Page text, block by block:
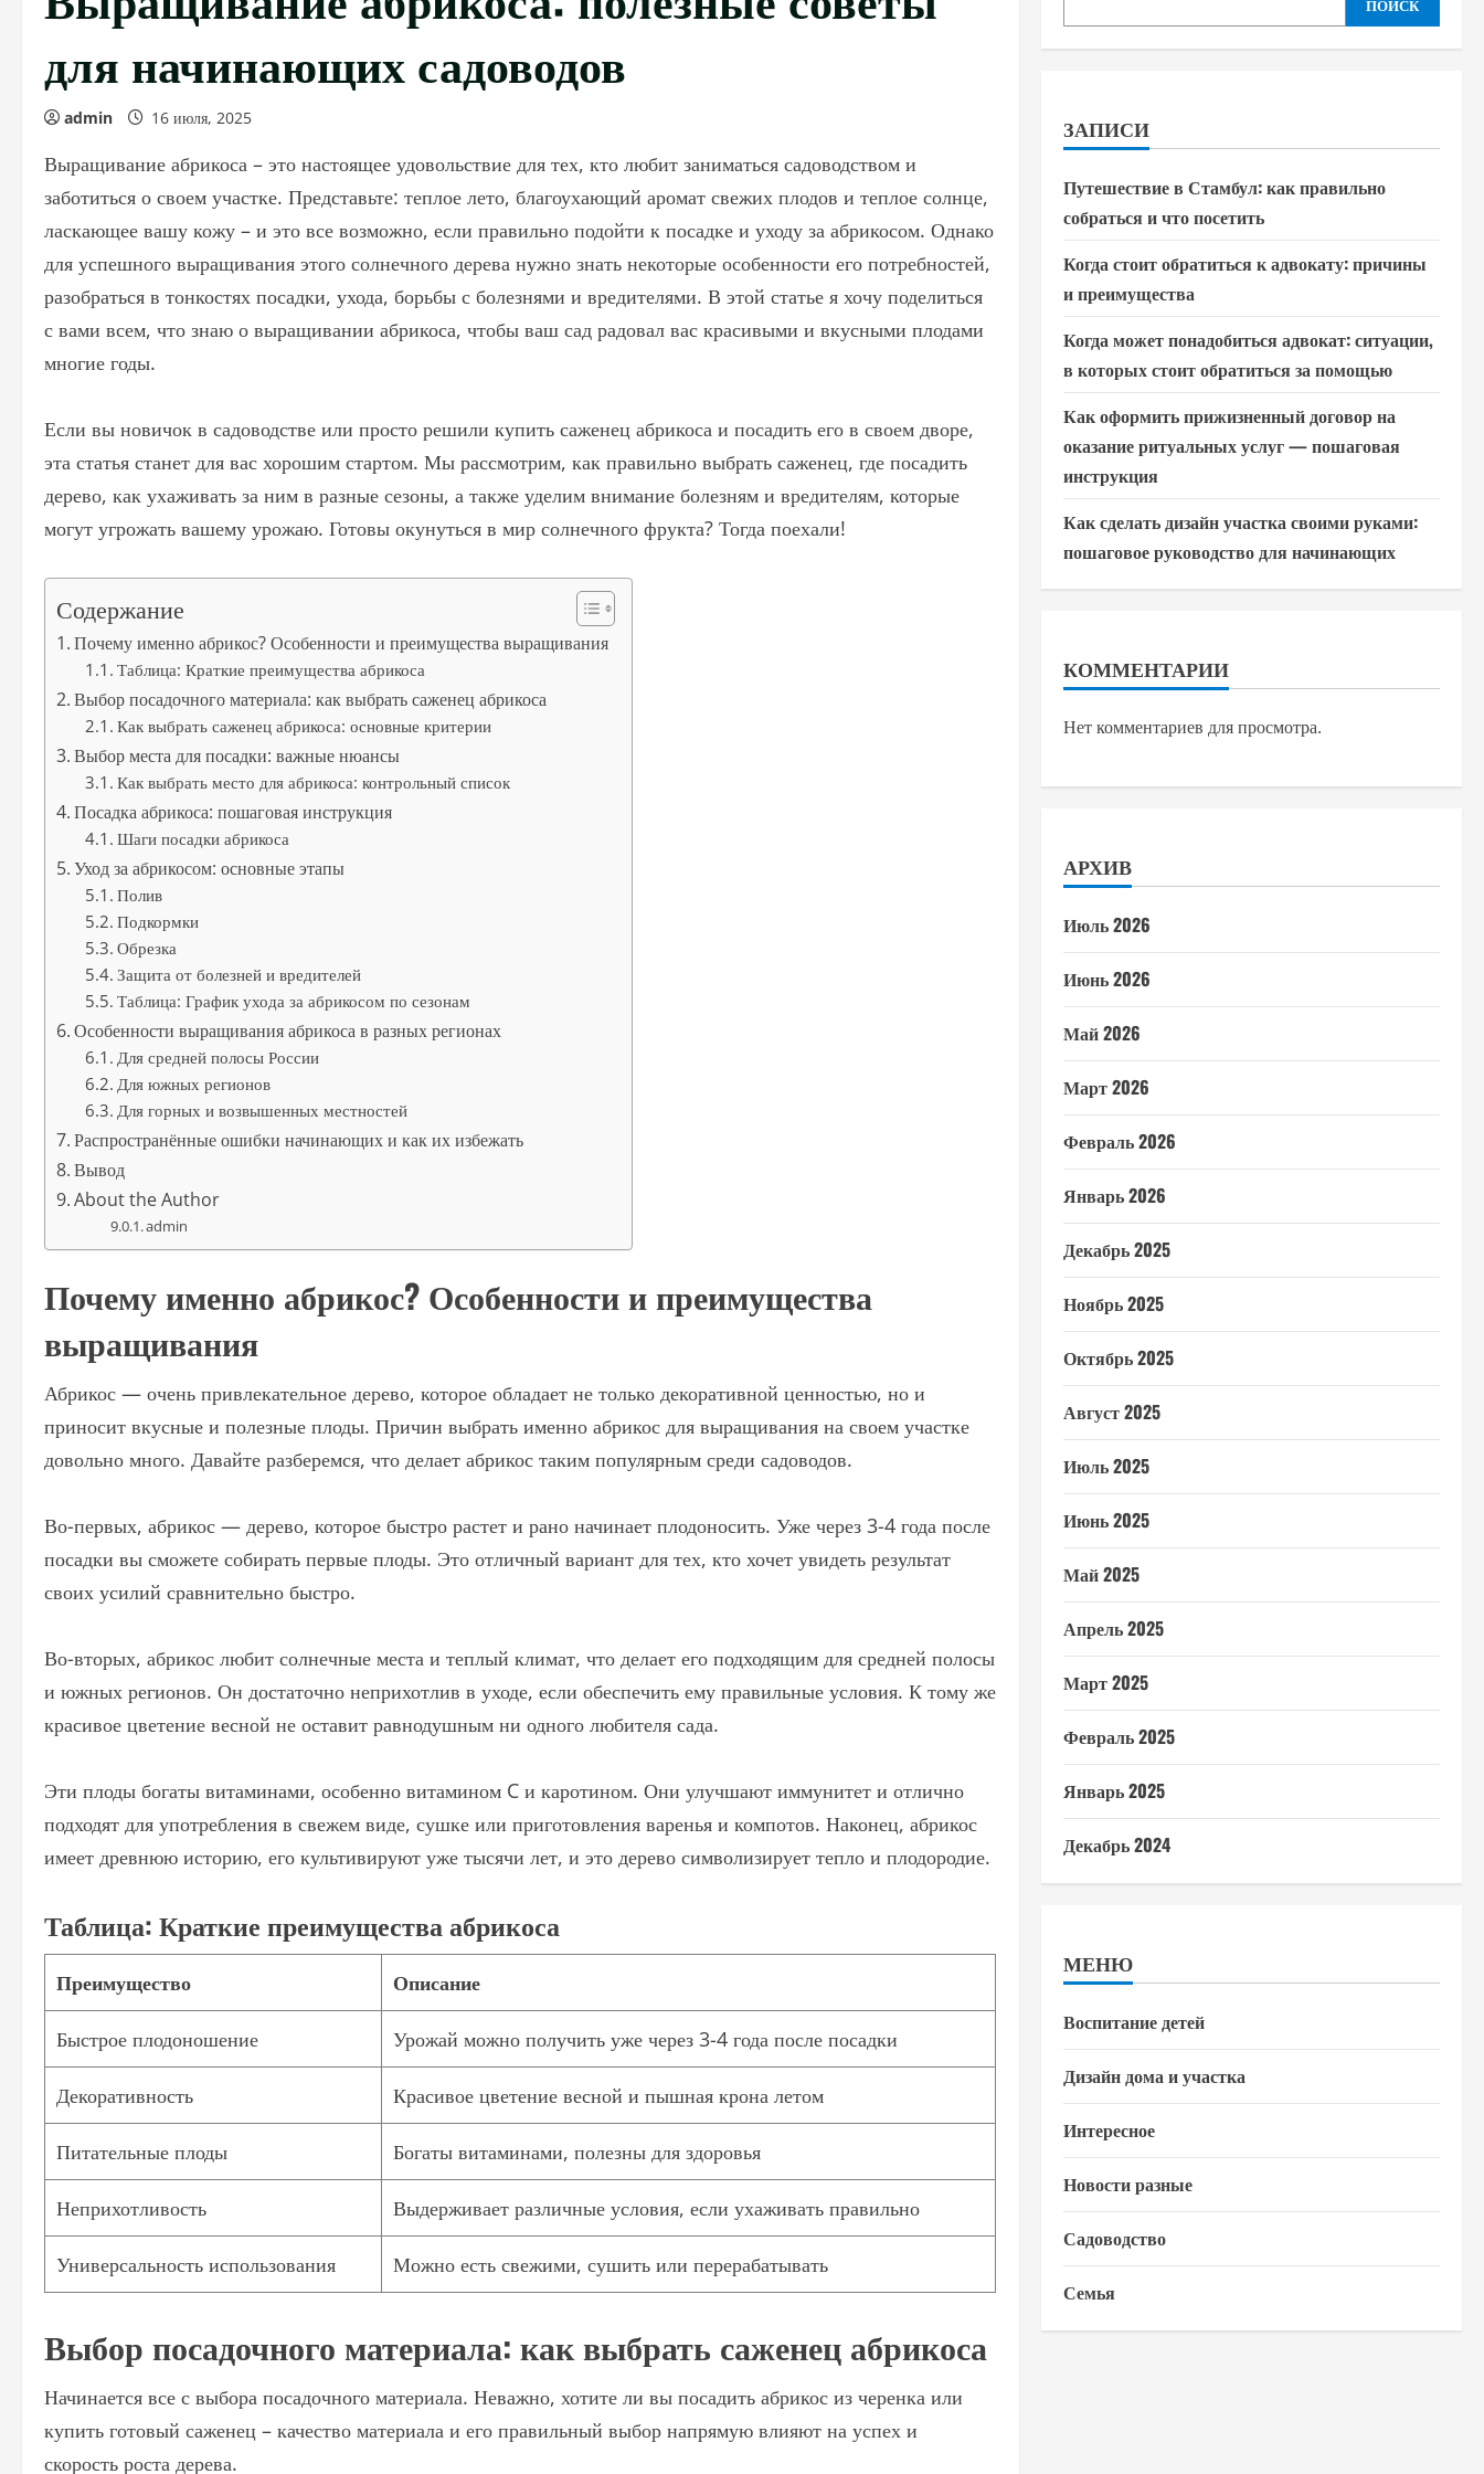
для начинающих садоводов
admin 16 июля, 2025
Выращивание абрикоса – это настоящее удовольствие для тех, кто любит заниматься садоводством и
заботиться о своем участке. Представьте: теплое лето, благоухающий аромат свежих плодов и теплое солнце,
ласкающее вашу кожу – и это все возможно, если правильно подойти к посадке и уходу за абрикосом. Однако
для успешного выращивания этого солнечного дерева нужно знать некоторые особенности его потребностей,
разобраться в тонкостях посадки, ухода, борьбы с болезнями и вредителями. В этой статье я хочу поделиться
с вами всем, что знаю о выращивании абрикоса, чтобы ваш сад радовал вас красивыми и вкусными плодами
многие годы.
Если вы новичок в садоводстве или просто решили купить саженец абрикоса и посадить его в своем дворе,
эта статья станет для вас хорошим стартом. Мы рассмотрим, как правильно выбрать саженец, где посадить
дерево, как ухаживать за ним в разные сезоны, а также уделим внимание болезням и вредителям, которые
могут угрожать вашему урожаю. Готовы окунуться в мир солнечного фрукта? Тогда поехали!
Содержание
Почему именно абрикос? Особенности и преимущества выращивания
Таблица: Краткие преимущества абрикоса
Выбор посадочного материала: как выбрать саженец абрикоса
Как выбрать саженец абрикоса: основные критерии
Выбор места для посадки: важные нюансы
Как выбрать место для абрикоса: контрольный список
Посадка абрикоса: пошаговая инструкция
Шаги посадки абрикоса
Уход за абрикосом: основные этапы
Полив
Подкормки
Обрезка
Защита от болезней и вредителей
Таблица: График ухода за абрикосом по сезонам
Особенности выращивания абрикоса в разных регионах
Для средней полосы России
Для южных регионов
Для горных и возвышенных местностей
Распространённые ошибки начинающих и как их избежать
Вывод
About the Author
admin
Почему именно абрикос? Особенности и преимущества
выращивания
Абрикос — очень привлекательное дерево, которое обладает не только декоративной ценностью, но и
приносит вкусные и полезные плоды. Причин выбрать именно абрикос для выращивания на своем участке
довольно много. Давайте разберемся, что делает абрикос таким популярным среди садоводов.
Во-первых, абрикос — дерево, которое быстро растет и рано начинает плодоносить. Уже через 3-4 года после
посадки вы сможете собирать первые плоды. Это отличный вариант для тех, кто хочет увидеть результат
своих усилий сравнительно быстро.
Во-вторых, абрикос любит солнечные места и теплый климат, что делает его подходящим для средней полосы
и южных регионов. Он достаточно неприхотлив в уходе, если обеспечить ему правильные условия. К тому же
красивое цветение весной не оставит равнодушным ни одного любителя сада.
Эти плоды богаты витаминами, особенно витамином C и каротином. Они улучшают иммунитет и отлично
подходят для употребления в свежем виде, сушке или приготовления варенья и компотов. Наконец, абрикос
имеет древнюю историю, его культивируют уже тысячи лет, и это дерево символизирует тепло и плодородие.
Таблица: Краткие преимущества абрикоса
Преимущество Описание
Быстрое плодоношение Урожай можно получить уже через 3-4 года после посадки
Декоративность Красивое цветение весной и пышная крона летом
Питательные плоды Богаты витаминами, полезны для здоровья
Неприхотливость Выдерживает различные условия, если ухаживать правильно
Универсальность использования Можно есть свежими, сушить или перерабатывать
Выбор посадочного материала: как выбрать саженец абрикоса
Начинается все с выбора посадочного материала. Неважно, хотите ли вы посадить абрикос из черенка или
купить готовый саженец – качество материала и его правильный выбор напрямую влияют на успех и
скорость роста дерева.
ПОИСК
ЗАПИСИ
Путешествие в Стамбул: как правильно
собраться и что посетить
Когда стоит обратиться к адвокату: причины
и преимущества
Когда может понадобиться адвокат: ситуации,
в которых стоит обратиться за помощью
Как оформить прижизненный договор на
оказание ритуальных услуг — пошаговая
инструкция
Как сделать дизайн участка своими руками:
пошаговое руководство для начинающих
КОММЕНТАРИИ
Нет комментариев для просмотра.
АРХИВ
Июль 2026
Июнь 2026
Май 2026
Март 2026
Февраль 2026
Январь 2026
Декабрь 2025
Ноябрь 2025
Октябрь 2025
Август 2025
Июль 2025
Июнь 2025
Май 2025
Апрель 2025
Март 2025
Февраль 2025
Январь 2025
Декабрь 2024
МЕНЮ
Воспитание детей
Дизайн дома и участка
Интересное
Новости разные
Садоводство
Семья